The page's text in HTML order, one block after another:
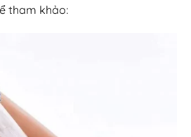
tham khảo: